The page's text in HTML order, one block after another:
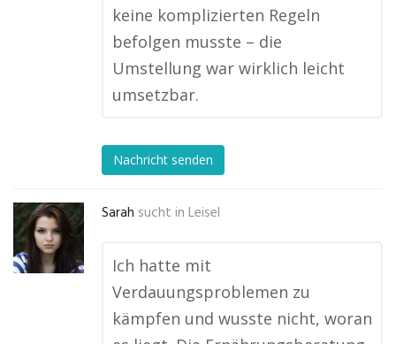
keine komplizierten Regeln
befolgen musste – die
Umstellung war wirklich leicht
umsetzbar.
Nachricht senden
Sarah sucht in Leisel
Ich hatte mit
Verdauungsproblemen zu
kämpfen und wusste nicht, woran